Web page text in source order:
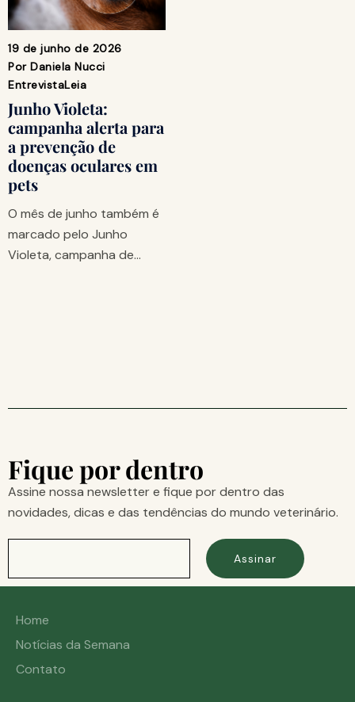
19 de junho de 2026
Por Daniela Nucci
EntrevistaLeia
Junho Violeta:
campanha alerta para
a prevenção de
doenças oculares em
pets
O mês de junho também é
marcado pelo Junho
Violeta, campanha de…
Fique por dentro
Assine nossa newsletter e fique por dentro das
novidades, dicas e das tendências do mundo veterinário.
Assinar
Home
Notícias da Semana
Contato